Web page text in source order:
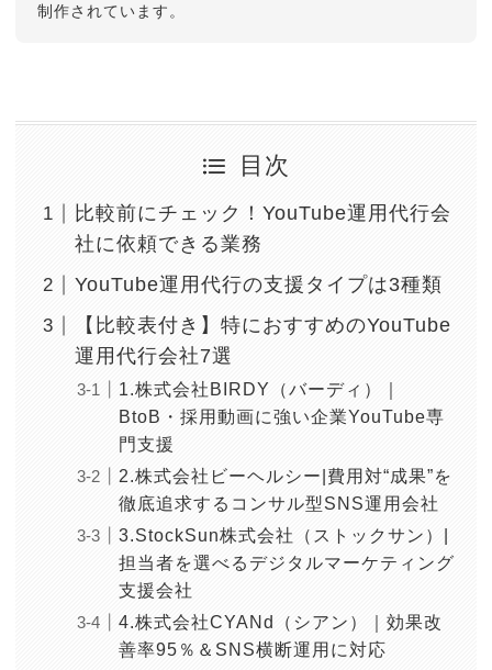
制作されています。
目次
比較前にチェック！YouTube運用代行会
社に依頼できる業務
YouTube運用代行の支援タイプは3種類
【比較表付き】特におすすめのYouTube
運用代行会社7選
1.株式会社BIRDY（バーディ）｜
BtoB・採用動画に強い企業YouTube専
門支援
2.株式会社ビーヘルシー|費用対“成果”を
徹底追求するコンサル型SNS運用会社
3.StockSun株式会社（ストックサン）|
担当者を選べるデジタルマーケティング
支援会社
4.株式会社CYANd（シアン）｜効果改
善率95％＆SNS横断運用に対応